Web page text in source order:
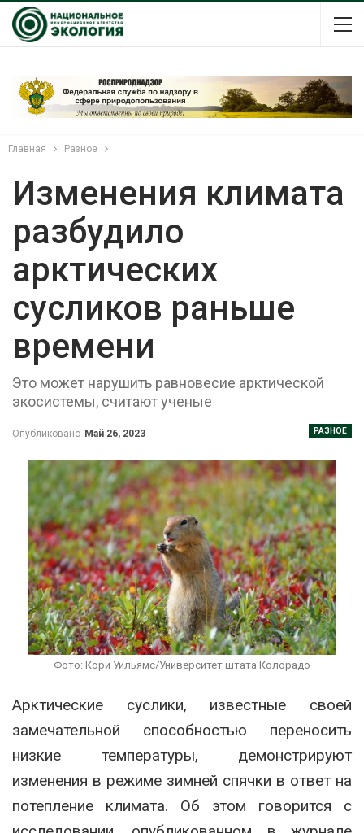
Главная Разное
Изменения климата
разбудило
арктических
сусликов раньше
времени
Это может нарушить равновесие арктической
экосистемы, считают ученые
РАЗНОЕ
Опубликовано Май 26, 2023
Фото: Кори Уильямс/Университет штата Колорадо
Арктические суслики, известные своей
замечательной способностью переносить
низкие температуры, демонстрируют
изменения в режиме зимней спячки в ответ на
потепление климата. Об этом говорится с